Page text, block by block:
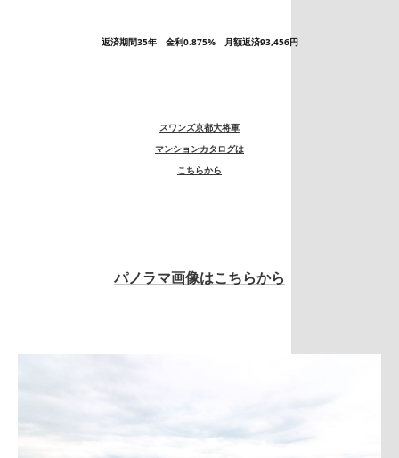
返済期間35年 金利0.875% 月額返済93,456円
スワンズ京都大将軍
マンションカタログは
こちらから
パノラマ画像はこちらから